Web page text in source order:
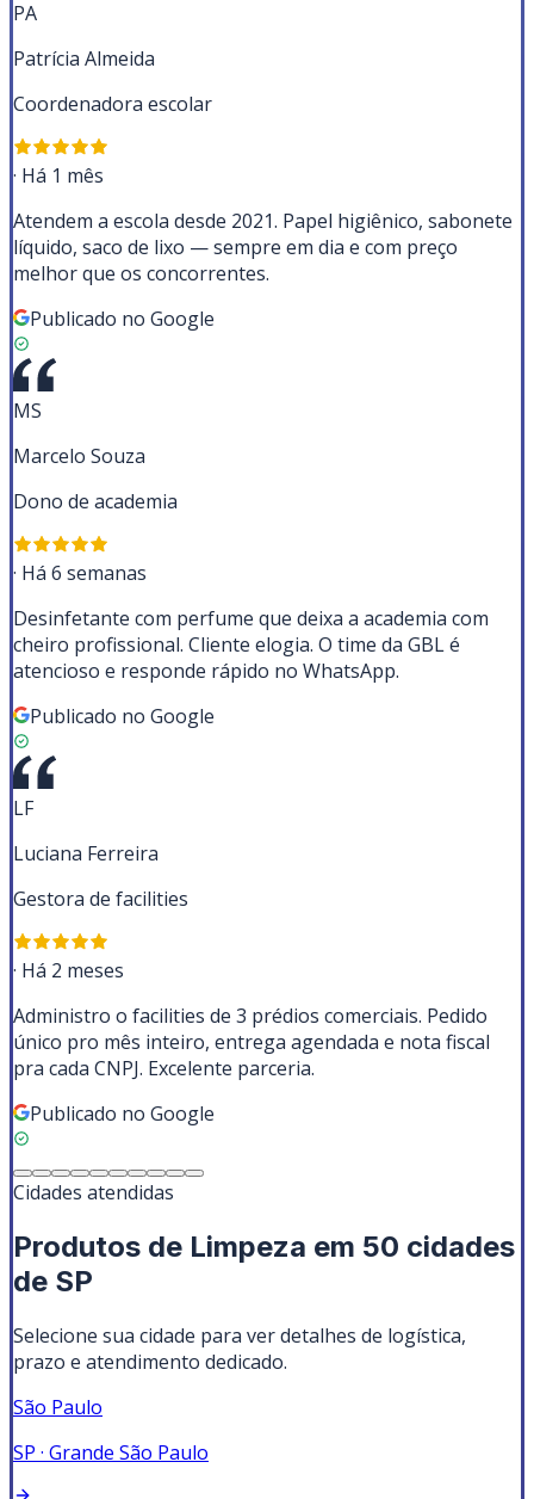
PA
Patrícia Almeida
Coordenadora escolar
· Há 1 mês
Atendem a escola desde 2021. Papel higiênico, sabonete
líquido, saco de lixo — sempre em dia e com preço
melhor que os concorrentes.
Publicado no Google
MS
Marcelo Souza
Dono de academia
· Há 6 semanas
Desinfetante com perfume que deixa a academia com
cheiro profissional. Cliente elogia. O time da GBL é
atencioso e responde rápido no WhatsApp.
Publicado no Google
LF
Luciana Ferreira
Gestora de facilities
· Há 2 meses
Administro o facilities de 3 prédios comerciais. Pedido
único pro mês inteiro, entrega agendada e nota fiscal
pra cada CNPJ. Excelente parceria.
Publicado no Google
Cidades atendidas
Produtos de Limpeza em 50 cidades
de SP
Selecione sua cidade para ver detalhes de logística,
prazo e atendimento dedicado.
São Paulo
SP · Grande São Paulo